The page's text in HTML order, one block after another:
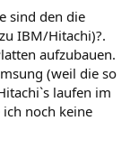
sind den die
IBM/Hitachi)?.
aufzubauen.
(weil die so
laufen im
ich noch keine